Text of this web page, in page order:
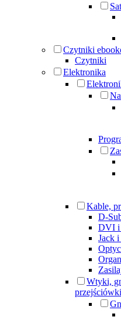
Czytniki
Czytniki
Elektronika
Kable,
D-
DVI
Jack
Wtyki,
przejściówki